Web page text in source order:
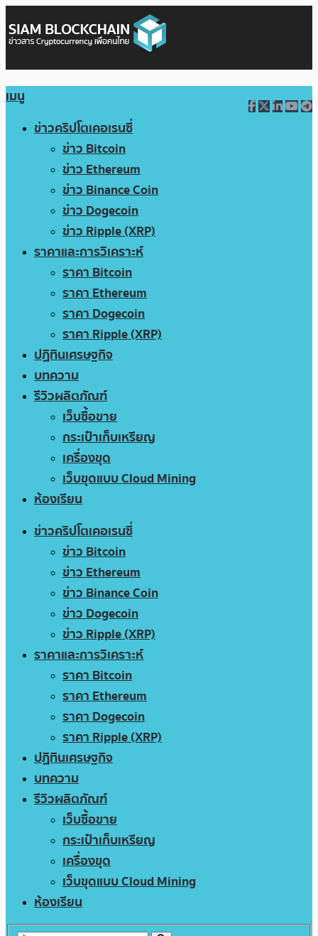
เมนู
ข่าวคริปโตเคอเรนซี่
ข่าว Bitcoin
ข่าว Ethereum
ข่าว Binance Coin
ข่าว Dogecoin
ข่าว Ripple (XRP)
ราคาและการวิเคราะห์
ราคา Bitcoin
ราคา Ethereum
ราคา Dogecoin
ราคา Ripple (XRP)
ปฏิทินเศรษฐกิจ
บทความ
รีวิวผลิตภัณฑ์
เว็บซื้อขาย
กระเป๋าเก็บเหรียญ
เครื่องขุด
เว็บขุดแบบ Cloud Mining
ห้องเรียน
ข่าวคริปโตเคอเรนซี่
ข่าว Bitcoin
ข่าว Ethereum
ข่าว Binance Coin
ข่าว Dogecoin
ข่าว Ripple (XRP)
ราคาและการวิเคราะห์
ราคา Bitcoin
ราคา Ethereum
ราคา Dogecoin
ราคา Ripple (XRP)
ปฏิทินเศรษฐกิจ
บทความ
รีวิวผลิตภัณฑ์
เว็บซื้อขาย
กระเป๋าเก็บเหรียญ
เครื่องขุด
เว็บขุดแบบ Cloud Mining
ห้องเรียน